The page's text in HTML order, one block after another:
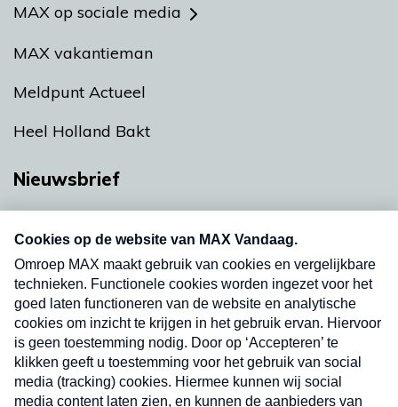
MAX op sociale media
MAX vakantieman
Meldpunt Actueel
Heel Holland Bakt
Nieuwsbrief
nieuwsbrief. Elke vrijdag- en dinsdagochtend in
uw mailbox.
Verzend